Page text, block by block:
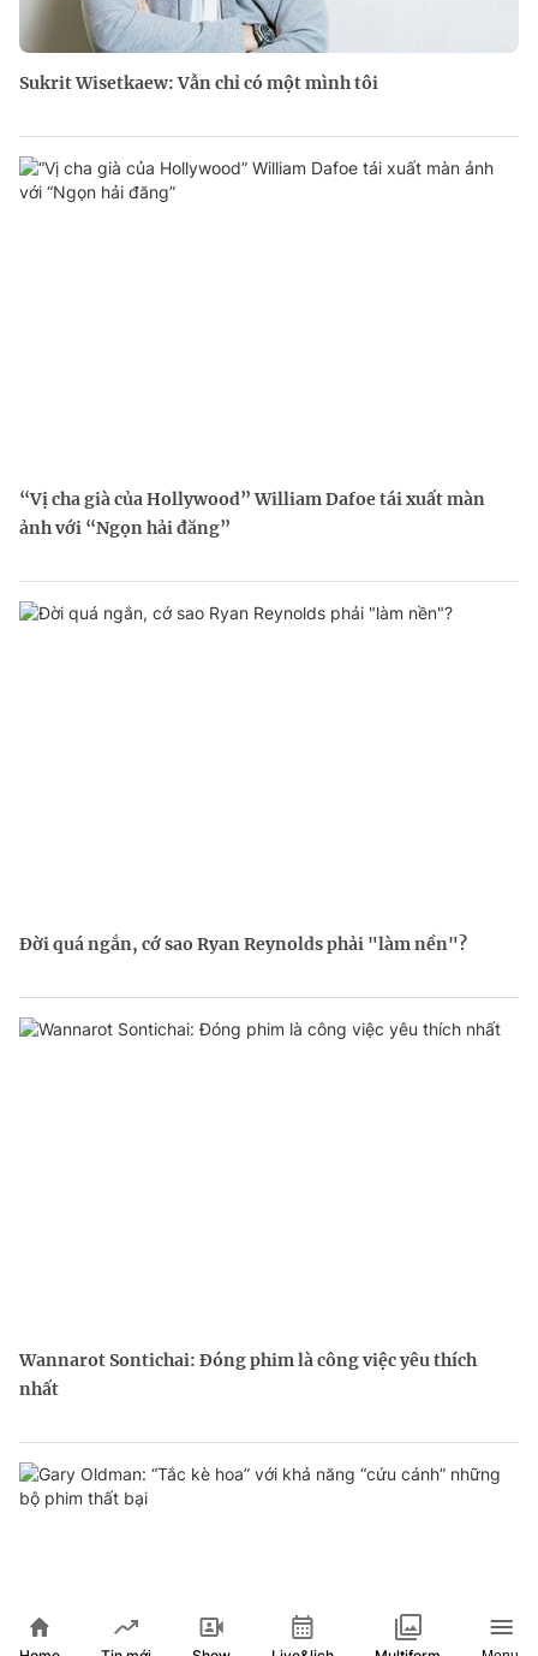
Sukrit Wisetkaew: Vẫn chỉ có một mình tôi
“Vị cha già của Hollywood” William Dafoe tái xuất màn
ảnh với “Ngọn hải đăng”
Đời quá ngắn, cớ sao Ryan Reynolds phải "làm nền"?
Wannarot Sontichai: Đóng phim là công việc yêu thích
nhất